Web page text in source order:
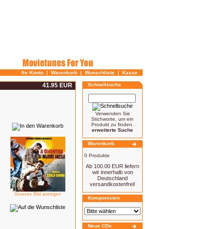
Ihr Konto | Warenkorb | Wunschliste | Kasse
41.95 EUR
Grosses Bild anzeigen
Schnellsuche
Verwenden Sie
Stichworte, um ein
Produkt zu finden.
erweiterte Suche
Warenkorb
0 Produkte
Ab 100.00 EUR liefern
wir innerhalb von
Deutschland
versandkostenfrei!
Komponisten
Neue CDs